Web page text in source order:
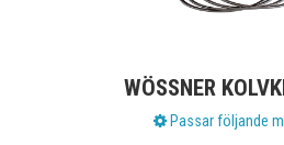
WÖSSNER
Passar följande